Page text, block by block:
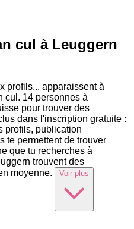
cul à Leuggern
profils... apparaissent à
cul. 14 personnes à
pour trouver des
dans l'inscription gratuite :
profils, publication
te permettent de trouver
que tu recherches à
trouvent des
moyenne.
Voir plus